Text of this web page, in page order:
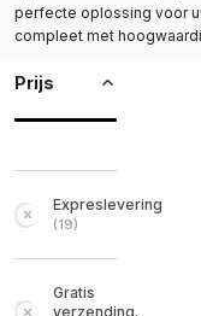
perfecte oplossing voor
compleet met
Prijs
Expreslevering
(19)
Gratis
verzending.